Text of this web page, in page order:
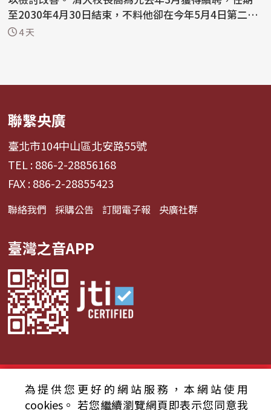
至2030年4月30日結束，不料他卻在今年5月4日第二任
期展...
4 天
聯繫央廣
臺北市104中山區北安路55號
TEL : 886-2-28856168
FAX : 886-2-28855423
聯絡我們 採購公告 訂閱電子報 央廣社群
臺灣之音APP
© 2024財團法人中央廣播電臺 版權所有
資通安全政策聲明
服務條款 隱私權條款
為提供您更好的網站服務，本網站使用
cookies。 若您繼續瀏覽網頁即表示您同意我